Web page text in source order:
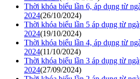
Thời khóa biểu lần 6, áp dụng từ
2024(26/10/2024)
Thời khóa biểu lần 5 áp dụng từ
2024(19/10/2024)
Thời khóa biểu lần 4, áp dụng từ
2024(11/10/2024)
Thời khóa biểu lần 3 áp dụng từ
2024(27/09/2024)